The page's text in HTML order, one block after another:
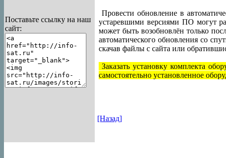
Поставьте ссылку на наш
сайт:
Провести обновление в
устаревшими версиями ПО могут
может быть возобновлён только
автоматического обновления со
скачав файлы с сайта или
Заказать установку комплекта
самостоятельно установленное
[Назад]